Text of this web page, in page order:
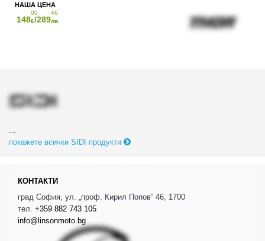
...
покажете всички SIDI продукти
148
00
€/289
46
лв.
КОНТАКТИ
град София, ул. „проф. Кирил Попов“ 46, 1700
тел. +359 882 743 105
info@linsonmoto.bg